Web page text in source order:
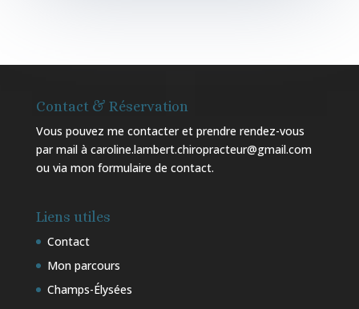
Contact & Réservation
Vous pouvez me contacter et prendre rendez-vous
par mail à caroline.lambert.chiropracteur@gmail.com
ou via mon formulaire de contact.
Liens utiles
Contact
Mon parcours
Champs-Élysées